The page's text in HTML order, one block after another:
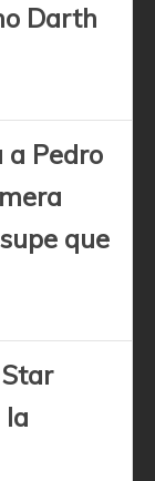
Darth
Pedro
que
la